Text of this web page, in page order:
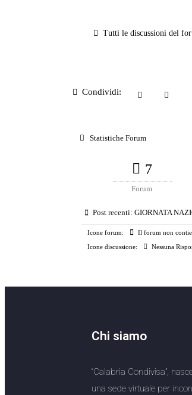
Tutti le discussioni del
Condividi:
Statistiche Forum
7
Forum
Post recenti: GIORNATA
Icone forum: Il forum non
Icone discussione:
Nessuna
Chi siamo
“Calabria Condivisa”,
una sede virtuale per